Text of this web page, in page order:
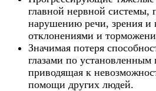
главной нервной системы,
нарушению речи, зрения и
отклонениями и
Значимая потеря
глазами по установленным
приводящая к
помощи других людей.